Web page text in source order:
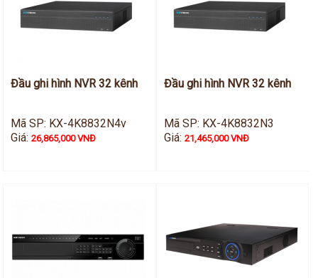
Đầu ghi hình NVR 32 kênh
Mã SP: KX-4K8832N4v
Giá:26,865,000 VNĐ
Đầu ghi hình NVR 32 kênh
Mã SP: KX-4K8832N3
Giá: 21,465,000 VNĐ